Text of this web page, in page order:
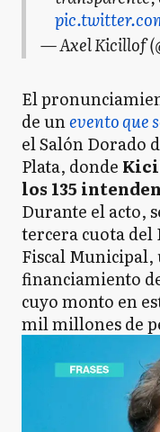
— Axel Kicillof
El
de unevento que
el Salón Dorado
Plata, donde
los 135
Durante el acto,
tercera cuota del
Fiscal Municipal,
financiamiento
cuyo monto en
mil millones de